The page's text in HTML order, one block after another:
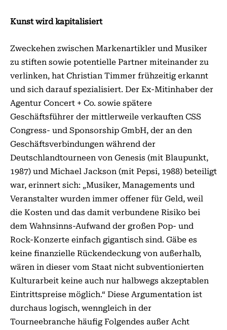
Kunst wird kapitalisiert
Zweckehen zwischen Markenartikler und Musiker
zu stiften sowie potentielle Partner miteinander zu
verlinken, hat Christian Timmer frühzeitig erkannt
und sich darauf spezialisiert. Der Ex-Mitinhaber der
Agentur Concert + Co. sowie spätere
Geschäftsführer der mittlerweile verkauften CSS
Congress- und Sponsorship GmbH, der an den
Geschäftsverbindungen während der
Deutschlandtourneen von Genesis (mit Blaupunkt,
1987) und Michael Jackson (mit Pepsi, 1988) beteiligt
war, erinnert sich: „Musiker, Managements und
Veranstalter wurden immer offener für Geld, weil
die Kosten und das damit verbundene Risiko bei
dem Wahnsinns-Aufwand der großen Pop- und
Rock-Konzerte einfach gigantisch sind. Gäbe es
keine finanzielle Rückendeckung von außerhalb,
wären in dieser vom Staat nicht subventionierten
Kulturarbeit keine auch nur halbwegs akzeptablen
Eintrittspreise möglich.“ Diese Argumentation ist
durchaus logisch, wenngleich in der
Tourneebranche häufig Folgendes außer Acht